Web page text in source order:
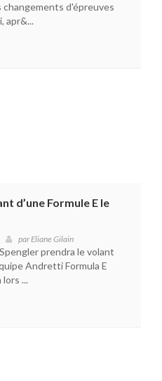
d'épreuves
apr&...
d’une Formule E le
parEliane Gilain
prendra le volant
Andretti Formula E
lors ...